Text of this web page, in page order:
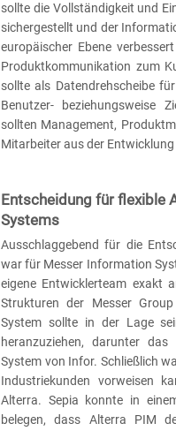
sollte die Vollständigkeit und
sichergestellt und der
europäischer Ebene
Produktkommunikation zum
sollte als Datendrehscheibe
Benutzer- beziehungsweise
sollten Management,
Mitarbeiter aus der Entwicklung
Entscheidung für flexible
Systems
Ausschlaggebend für die
war für Messer Information
eigene Entwicklerteam exakt
Strukturen der Messer
System sollte in der Lage
heranzuziehen, darunter das
System von Infor. Schließlich
Industriekunden vorweisen
Alterra. Sepia konnte in
belegen, dass Alterra PIM